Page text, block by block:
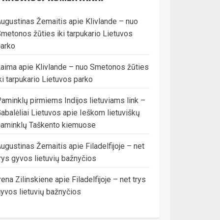
Žemaitis apie Klivlande – nuo
žūties iki tarpukario Lietuvos
apie Klivlande – nuo Smetonos žūties
tarpukario Lietuvos parko
pirmiems Indijos lietuviams link –
Lietuvos apie Ieškom lietuviškų
Taškento kiemuose
Žemaitis apie Filadelfijoje – net
gyvos lietuvių bažnyčios
Zilinskiene apie Filadelfijoje – net trys
lietuvių bažnyčios